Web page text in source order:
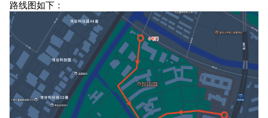
路线图如下：